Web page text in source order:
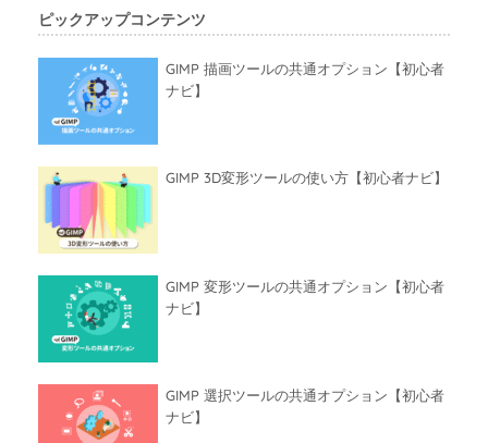
ピックアップコンテンツ
GIMP 描画ツールの共通オプション【初心者
ナビ】
GIMP 3D変形ツールの使い方【初心者ナビ】
GIMP 変形ツールの共通オプション【初心者
ナビ】
GIMP 選択ツールの共通オプション【初心者
ナビ】